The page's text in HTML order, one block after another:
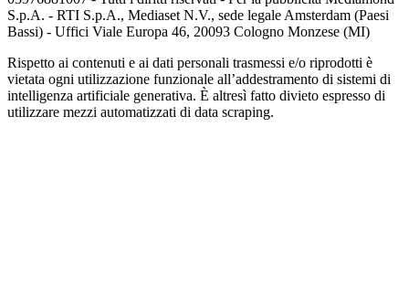
S.p.A. - RTI S.p.A., Mediaset N.V., sede legale Amsterdam (Paesi
Bassi) - Uffici Viale Europa 46, 20093 Cologno Monzese (MI)
Rispetto ai contenuti e ai dati personali trasmessi e/o riprodotti è
vietata ogni utilizzazione funzionale all’addestramento di sistemi di
intelligenza artificiale generativa. È altresì fatto divieto espresso di
utilizzare mezzi automatizzati di data scraping.